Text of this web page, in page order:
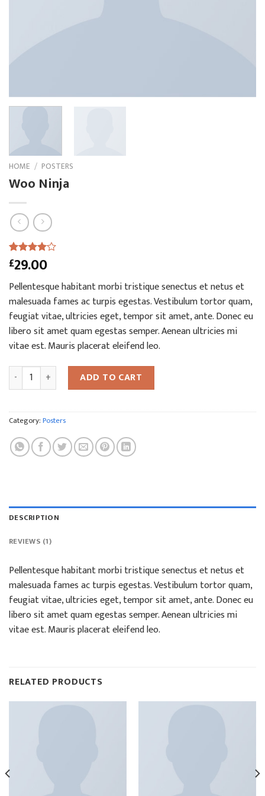
HOME / POSTERS
Woo Ninja
Rated
4.00out
based on
1
customer
£29.00
Pellentesque habitant morbi tristique senectus et netus et
malesuada fames ac turpis egestas. Vestibulum tortor quam,
feugiat vitae, ultricies eget, tempor sit amet, ante. Donec eu
libero sit amet quam egestas semper. Aenean ultricies mi
vitae est. Mauris placerat eleifend leo.
Woo Ninja quantityADD TO CART
Category:Posters
DESCRIPTION
REVIEWS (1)
Pellentesque habitant morbi tristique senectus et netus et
malesuada fames ac turpis egestas. Vestibulum tortor quam,
feugiat vitae, ultricies eget, tempor sit amet, ante. Donec eu
libero sit amet quam egestas semper. Aenean ultricies mi
vitae est. Mauris placerat eleifend leo.
RELATED PRODUCTS